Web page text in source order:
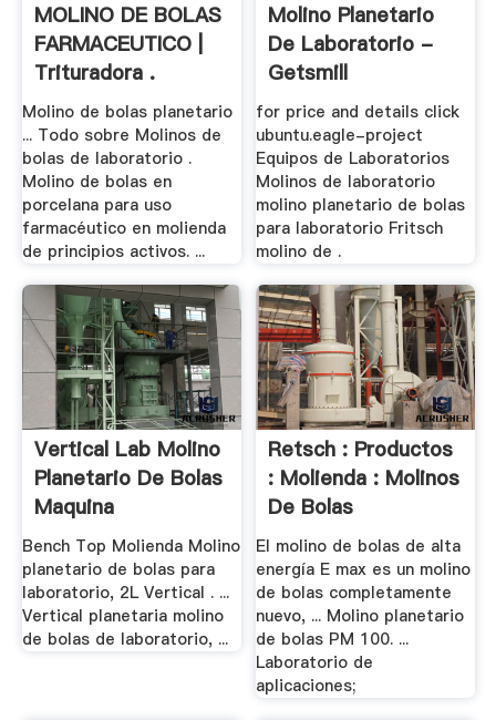
MOLINO DE BOLAS
FARMACEUTICO |
Trituradora .
Molino de bolas planetario
... Todo sobre Molinos de
bolas de laboratorio .
Molino de bolas en
porcelana para uso
farmacéutico en molienda
de principios activos. ...
Molino Planetario
De Laboratorio -
Getsmill
for price and details click
ubuntu.eagle-project
Equipos de Laboratorios
Molinos de laboratorio
molino planetario de bolas
para laboratorio Fritsch
molino de .
Vertical Lab Molino
Planetario De Bolas
Maquina
Bench Top Molienda Molino
planetario de bolas para
laboratorio, 2L Vertical . ...
Vertical planetaria molino
de bolas de laboratorio, ...
Retsch : Productos
: Molienda : Molinos
De Bolas
El molino de bolas de alta
energía E max es un molino
de bolas completamente
nuevo, ... Molino planetario
de bolas PM 100. ...
Laboratorio de
aplicaciones;